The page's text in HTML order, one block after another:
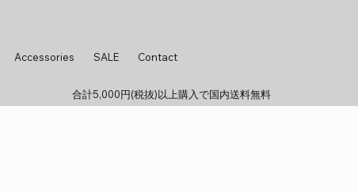
Accessories SALE Contact
合計5,000円(税抜)以上購入で国内送料無料